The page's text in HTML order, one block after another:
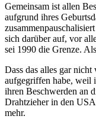
Gemeinsam ist allen
aufgrund ihres
sich darüber auf, vor
sei 1990 die Grenze.
Dass das alles gar
aufgegriffen habe, weil
ihren Beschwerden an
Drahtzieher in den
mehr.